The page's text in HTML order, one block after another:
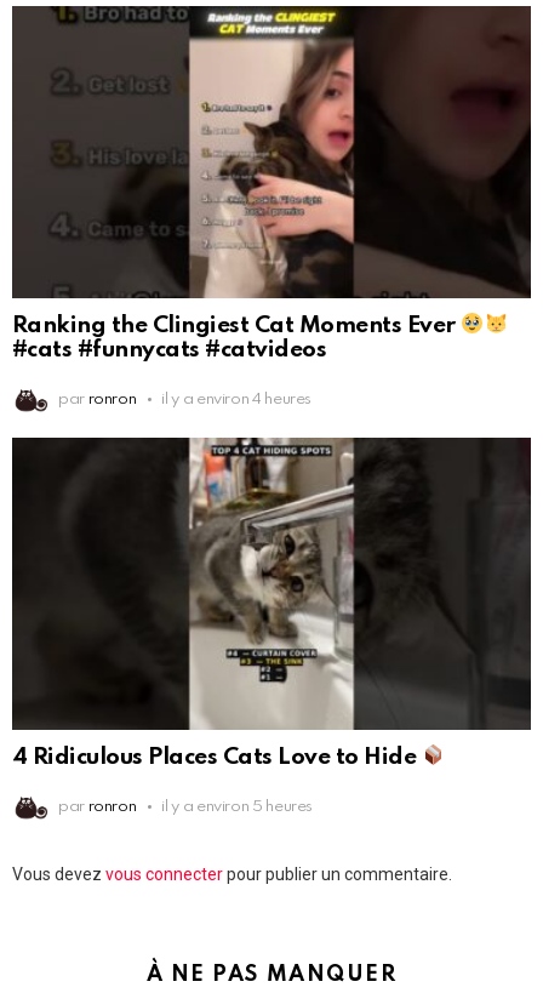
Ranking the Clingiest Cat Moments Ever
#cats #funnycats #catvideos
par ronron il y a environ 4 heures
4 Ridiculous Places Cats Love to Hide
par ronron il y a environ 5 heures
Laisser
Vous devez vous connecterpour publier un commentaire.
À NE PAS MANQUER